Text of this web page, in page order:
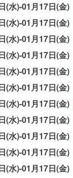
(水)-01月17日(金)
(水)-01月17日(金)
(水)-01月17日(金)
(水)-01月17日(金)
(水)-01月17日(金)
(水)-01月17日(金)
(水)-01月17日(金)
(水)-01月17日(金)
(水)-01月17日(金)
(水)-01月17日(金)
(水)-01月17日(金)